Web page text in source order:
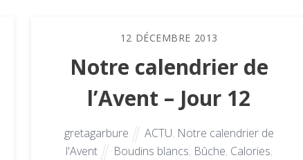
12 DÉCEMBRE 2013
Notre calendrier de
l’Avent – Jour 12
gretagarbure ACTU, Notre calendrier de
l'Avent
Boudins blancs, Bûche, Calories,